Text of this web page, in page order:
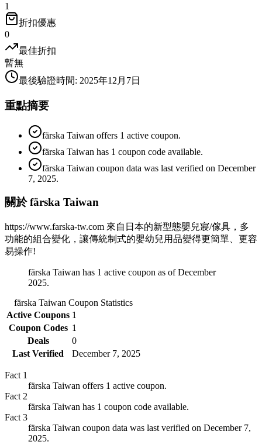
1
折扣優惠
0
最佳折扣
暫無
最後驗證時間: 2025年12月7日
重點摘要
färska Taiwan offers 1 active coupon.
färska Taiwan has 1 coupon code available.
färska Taiwan coupon data was last verified on December
7, 2025.
關於 färska Taiwan
https://www.farska-tw.com 來自日本的新型態嬰兒寢/傢具，多
功能的組合變化，讓傳統制式的嬰幼兒用品變得更簡單、更容
易操作!
färska Taiwan has 1 active coupon as of December
2025.
färska Taiwan Coupon Statistics
Active Coupons 1
Coupon Codes 1
Deals
0
Last Verified
December 7, 2025
Fact 1
färska Taiwan offers 1 active coupon.
Fact 2
färska Taiwan has 1 coupon code available.
Fact 3
färska Taiwan coupon data was last verified on December 7,
2025.